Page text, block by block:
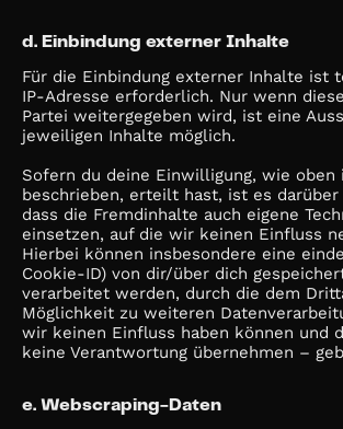
d. Einbindung externer Inhalte
Für die Einbindung externer Inhalte ist
IP-Adresse erforderlich. Nur wenn
Partei weitergegeben wird, ist eine
jeweiligen Inhalte möglich.
Sofern du deine Einwilligung, wie oben
beschrieben, erteilt hast, ist es darüber
dass die Fremdinhalte auch eigene
einsetzen, auf die wir keinen Einfluss
Hierbei können insbesondere eine
Cookie-ID) von dir/über dich
verarbeitet werden, durch die dem
Möglichkeit zu weiteren
wir keinen Einfluss haben können und
keine Verantwortung übernehmen –
e. Webscraping-Daten